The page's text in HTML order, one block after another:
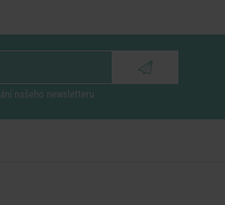
našeho newsletteru